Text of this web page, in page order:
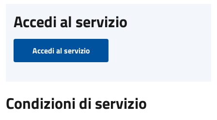
Accedi al servizio
Accedi al servizio
Condizioni di servizio